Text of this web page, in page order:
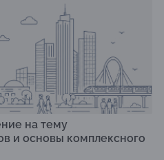
на тему
и основы комплексного